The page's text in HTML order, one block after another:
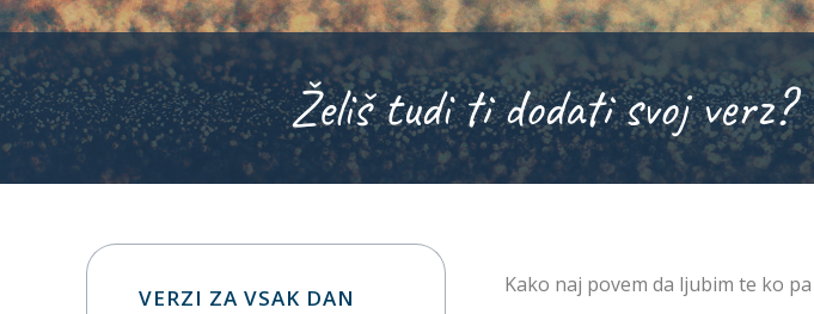
Želiš tudi ti dodati svoj verz?
Kako naj povem da ljubim te ko
VERZI ZA VSAK DAN